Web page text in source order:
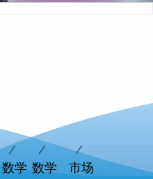
数学 数学
市场